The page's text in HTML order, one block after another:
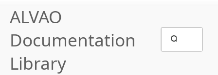
ALVAO
Documentation
Library